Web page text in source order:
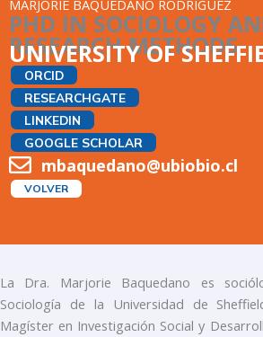
MARJORIE BAQUEDANO RODRÍGUEZ
PHD IN SOCIOLOGY
RESEARCH METHODS
UNIVERSITY OF
ORCID
RESEARCHGATE
LINKEDIN
GOOGLE SCHOLAR
mbaquedano@ubiobio.cl
VOLVER
La Dra. Marjorie Baquedano es
Sociología de la Universidad de
Magíster en Investigación Social y